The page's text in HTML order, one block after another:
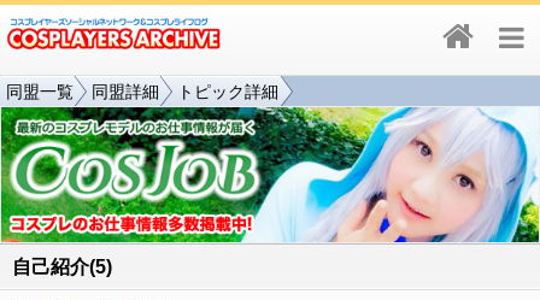
同盟一覧 同盟詳細 トピック詳細
自己紹介(5)